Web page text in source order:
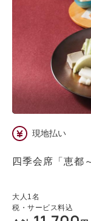
現地払い
四季会席「恵都
大人 1名
税・サービス料込